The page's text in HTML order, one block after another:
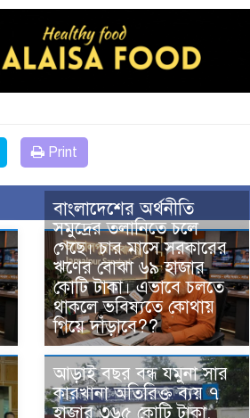
Print
বাংলাদেশের অর্থনীতি
সমুদ্রের তলানিতে চলে
গেছে। চার মাসে সরকারের
ঋণের বোঝা ৬৯ হাজার
কোটি টাকা। এভাবে চলতে
থাকলে ভবিষ্যতে কোথায়
গিয়ে দাঁড়াবে??
আড়াই বছর বন্ধ যমুনা সার
কারখানা অতিরিক্ত ব্যয় ৭
হাজার ৩৬৫ কোটি টাকা,